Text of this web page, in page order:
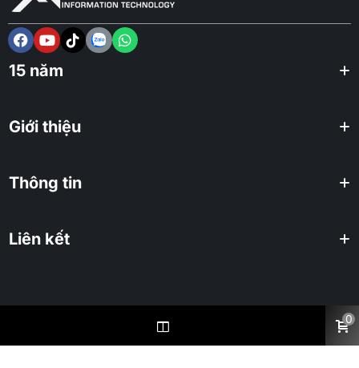
15 năm
Giới thiệu
Thông tin
Liên kết
2025 KHUÊ TÚ Co., ltd. All rights reserved. 0